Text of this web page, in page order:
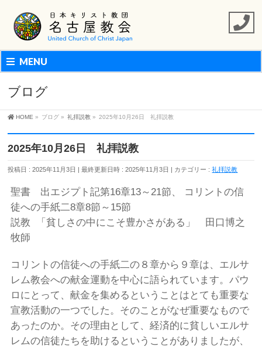
MENU
ブログ
HOME » ブログ » 礼拝説教 » 2025年10月26日 礼拝説教
2025年10月26日 礼拝説教
投稿日 : 2025年11月3日 最終更新日時 : 2025年11月3日 カテゴリー :礼拝説教
聖書 出エジプト記第16章13～21節、 コリントの信
徒への手紙二8章8節～15節
説教 「貧しさの中にこそ豊かさがある」 田口博之
牧師
コリントの信徒への手紙二の８章から９章は、エルサ
レム教会への献金運動を中心に語られています。パウ
ロにとって、献金を集めるということはとても重要な
宣教活動の一つでした。そのことがなぜ重要なもので
あったのか。その理由として、経済的に貧しいエルサ
レムの信徒たちを助けるということがありましたが、